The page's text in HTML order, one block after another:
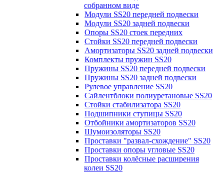
собранном виде
Модули SS20 передней подвески
Модули SS20 задней подвески
Опоры SS20 стоек передних
Стойки SS20 передней подвески
Амортизаторы SS20 задней подвески
Комплекты пружин SS20
Пружины SS20 передней подвески
Пружины SS20 задней подвески
Рулевое управление SS20
Сайлентблоки полиуретановые SS20
Стойки стабилизатора SS20
Подшипники ступицы SS20
Отбойники амортизаторов SS20
Шумоизоляторы SS20
Проставки "развал-схождение" SS20
Проставки опоры угловые SS20
Проставки колёсные расширения
колеи SS20